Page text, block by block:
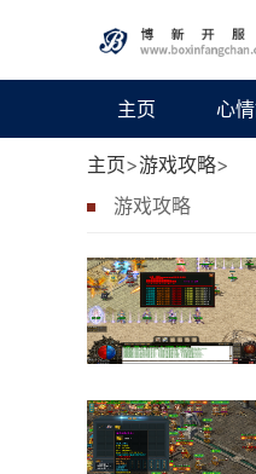
主页 心
主页>游戏攻略>
游戏攻略